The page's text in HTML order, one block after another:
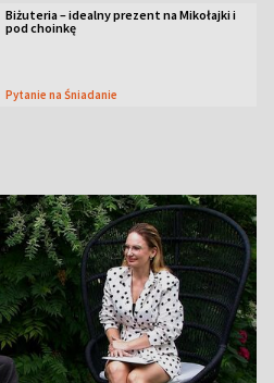
Biżuteria – idealny prezent na Mikołajki i
pod choinkę
Pytanie na Śniadanie